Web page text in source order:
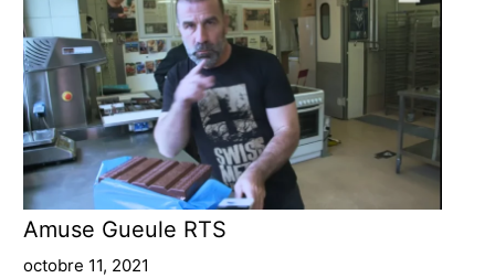
Amuse Gueule RTS
octobre 11, 2021